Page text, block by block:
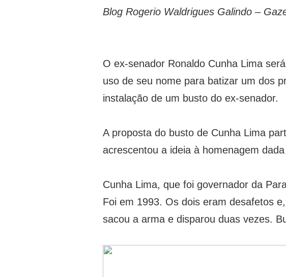
Blog Rogerio Waldrigues Galindo –
O ex-senador Ronaldo Cunha Lima
uso de seu nome para batizar um dos
instalação de um busto do ex-senador.
A proposta do busto de Cunha Lima
acrescentou a ideia à homenagem
Cunha Lima, que foi governador da
Foi em 1993. Os dois eram desafetos
sacou a arma e disparou duas vezes.